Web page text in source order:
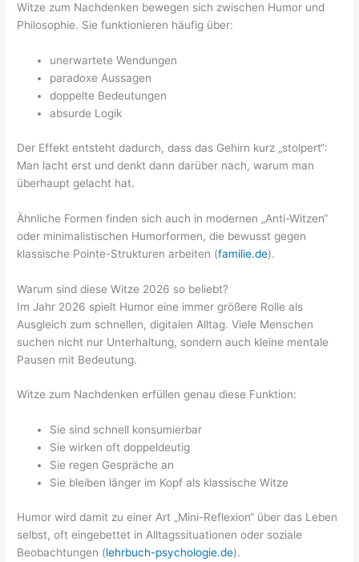
Witze zum Nachdenken bewegen sich zwischen Humor und
Philosophie. Sie funktionieren häufig über:
unerwartete Wendungen
paradoxe Aussagen
doppelte Bedeutungen
absurde Logik
Der Effekt entsteht dadurch, dass das Gehirn kurz „stolpert“:
Man lacht erst und denkt dann darüber nach, warum man
überhaupt gelacht hat.
Ähnliche Formen finden sich auch in modernen „Anti-Witzen“
oder minimalistischen Humorformen, die bewusst gegen
klassische Pointe-Strukturen arbeiten (familie.de).
Warum sind diese Witze 2026 so beliebt?
Im Jahr 2026 spielt Humor eine immer größere Rolle als
Ausgleich zum schnellen, digitalen Alltag. Viele Menschen
suchen nicht nur Unterhaltung, sondern auch kleine mentale
Pausen mit Bedeutung.
Witze zum Nachdenken erfüllen genau diese Funktion:
Sie sind schnell konsumierbar
Sie wirken oft doppeldeutig
Sie regen Gespräche an
Sie bleiben länger im Kopf als klassische Witze
Humor wird damit zu einer Art „Mini-Reflexion“ über das Leben
selbst, oft eingebettet in Alltagssituationen oder soziale
Beobachtungen (lehrbuch-psychologie.de).